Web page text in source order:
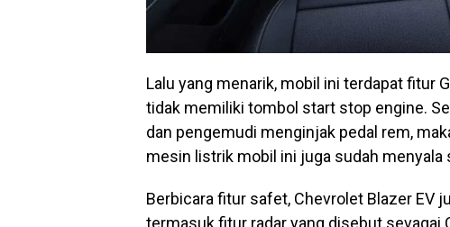
Lalu yang menarik, mobil ini terdapat fitur
tidak memiliki tombol start stop engine.
dan pengemudi menginjak pedal rem,
mesin listrik mobil ini juga sudah menyala
Berbicara fitur safet, Chevrolet Blazer EV
termasuk fitur radar yang disebut sevagai